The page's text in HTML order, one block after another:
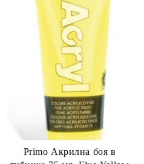
Primo Акрилна боя в